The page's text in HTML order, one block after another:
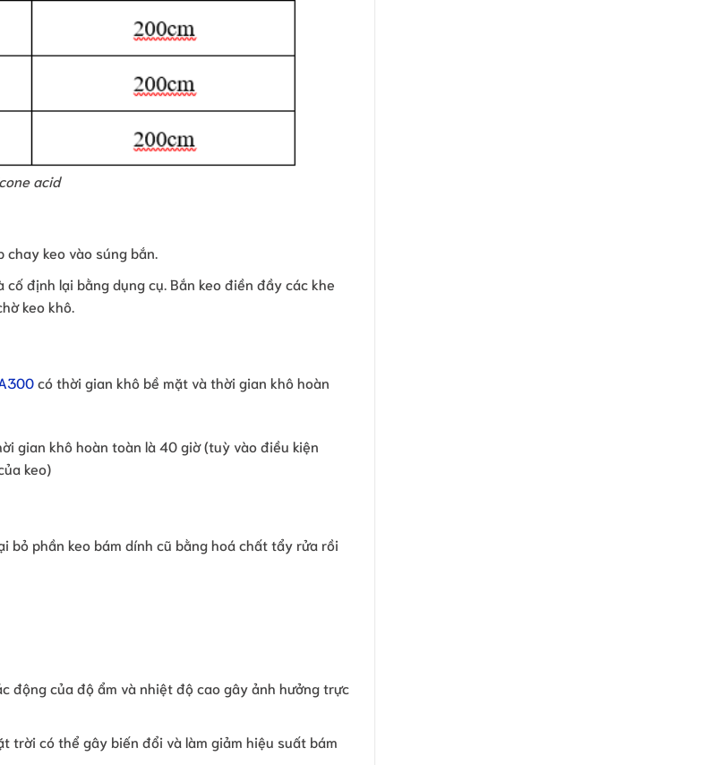
acid
keo vào súng bắn.
định lại bằng dụng cụ. Bắn keo điền đầy các khe
keo khô.
có thời gian khô bề mặt và thời gian khô hoàn
gian khô hoàn toàn là 40 giờ (tuỳ vào điều kiện
keo)
bỏ phần keo bám dính cũ bằng hoá chất tẩy rửa rồi
động của độ ẩm và nhiệt độ cao gây ảnh hưởng trực
trời có thể gây biến đổi và làm giảm hiệu suất bám